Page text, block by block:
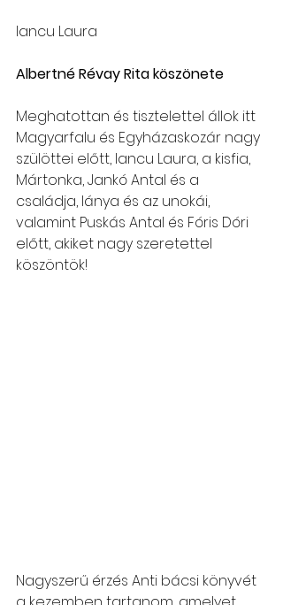
Iancu Laura
Albertné Révay Rita köszönete
Meghatottan és tisztelettel állok itt
Magyarfalu és Egyházaskozár nagy
szülöttei előtt, Iancu Laura, a kisfia,
Mártonka, Jankó Antal és a
családja, lánya és az unokái,
valamint Puskás Antal és Fóris Dóri
előtt, akiket nagy szeretettel
köszöntök!
Nagyszerű érzés Anti bácsi könyvét